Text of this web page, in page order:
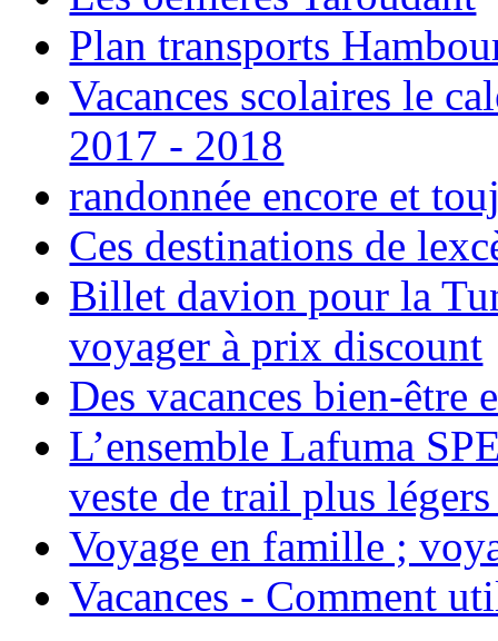
Plan transports
Vacances scolaires le
2017 - 2018
randonnée encore et
Ces destinations de
Billet davion pour la
voyager à prix discount
Des vacances bien-être
L’ensemble Lafuma
veste de trail plus
Voyage en famille ;
Vacances - Comment